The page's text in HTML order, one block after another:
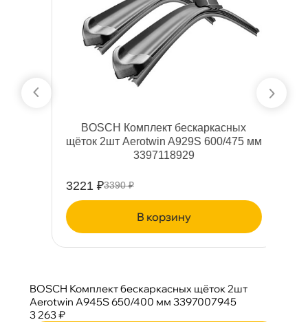
BOSCH Комплект бескаркасных
щёток 2шт Aerotwin A929S 600/475 мм
3397118929
3221 ₽ 3390 ₽
корзину
BOSCH Комплект бескаркасных щёток 2шт
Aerotwin A945S 650/400 мм 3397007945
3 263 ₽